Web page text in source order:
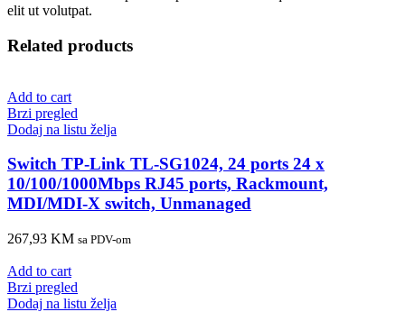
elit ut volutpat.
Related products
Add to cart
Brzi pregled
Dodaj na listu želja
Switch TP-Link TL-SG1024, 24 ports 24 x
10/100/1000Mbps RJ45 ports, Rackmount,
MDI/MDI-X switch, Unmanaged
267,93 KM sa PDV-om
Add to cart
Brzi pregled
Dodaj na listu želja